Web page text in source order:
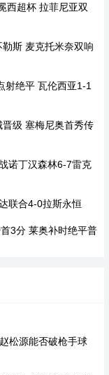
西超杯 拉菲尼亚双
斯 麦克托米奈双响
射绝平 瓦伦西亚1-1
级 塞梅尼奥首秀传
诺丁汉森林6-7雷克
联合4-0拉斯永恒
3分 莱奥补时绝平普
松源能否破枪手球